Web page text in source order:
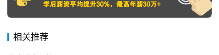
相关推荐